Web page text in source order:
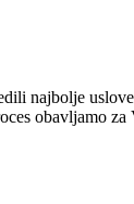
najbolje
obavljamo za